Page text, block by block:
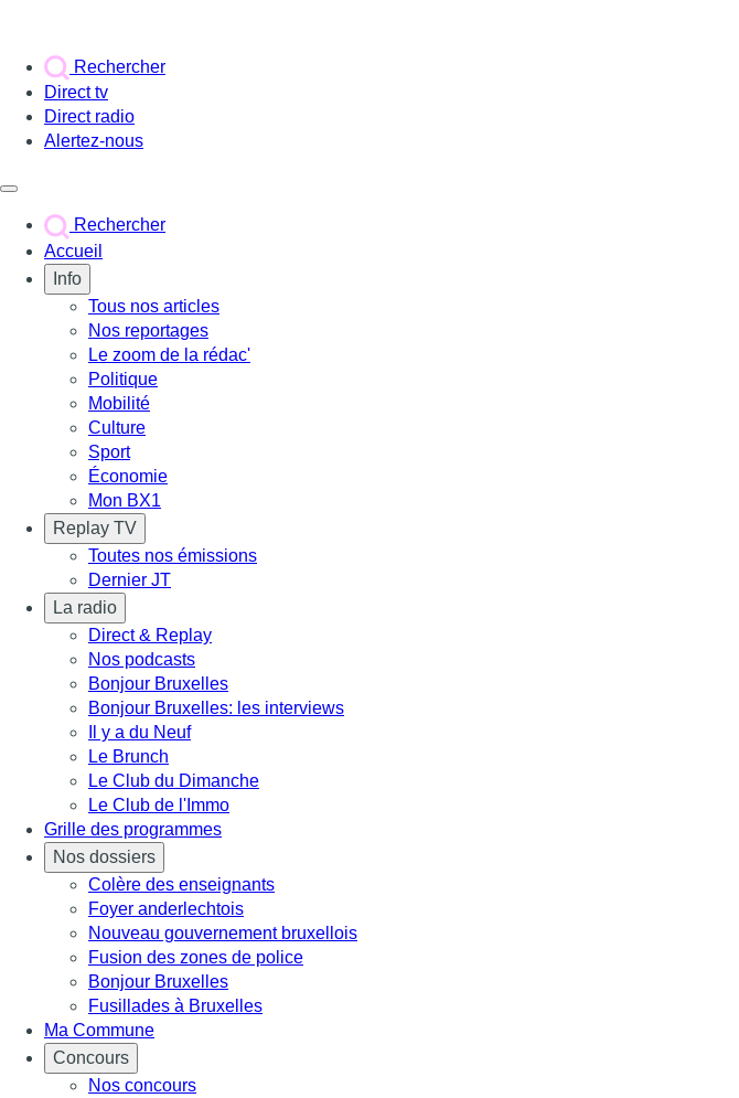
Rechercher
Direct tv
Direct radio
Alertez-nous
Rechercher
Accueil
Info
Tous nos articles
Nos reportages
Le zoom de la rédac'
Politique
Mobilité
Culture
Sport
Économie
Mon BX1
Replay TV
Toutes nos émissions
Dernier JT
La radio
Direct & Replay
Nos podcasts
Bonjour Bruxelles
Bonjour Bruxelles: les interviews
Il y a du Neuf
Le Brunch
Le Club du Dimanche
Le Club de l'Immo
Grille des programmes
Nos dossiers
Colère des enseignants
Foyer anderlechtois
Nouveau gouvernement bruxellois
Fusion des zones de police
Bonjour Bruxelles
Fusillades à Bruxelles
Ma Commune
Concours
Nos concours